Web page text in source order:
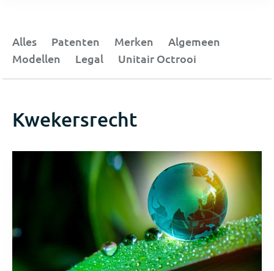
Alles Patenten Merken
Algemeen
Modellen
Legal Unitair Octrooi
Kwekersrecht